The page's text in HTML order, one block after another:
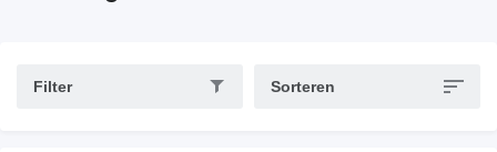
Filter Sorteren